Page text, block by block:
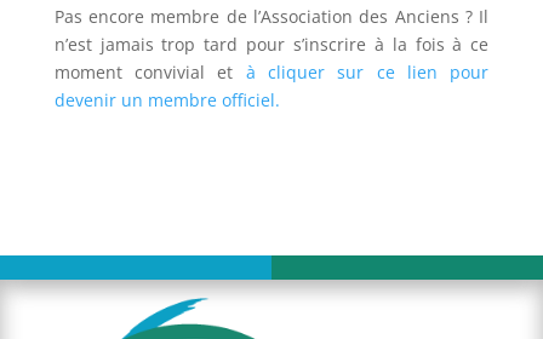
Pas encore membre de l’Association des Anciens ? Il
n’est jamais trop tard pour s’inscrire à la fois à ce
moment convivial et à cliquer sur ce lien pour
devenir un membre officiel.